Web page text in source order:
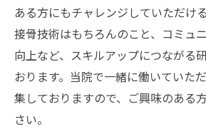
ある方にもチャレンジしていただけ
接骨技術はもちろんのこと、コミュ
向上など、スキルアップにつながる
おります。当院で一緒に働いていた
集しておりますので、ご興味のある
さい。